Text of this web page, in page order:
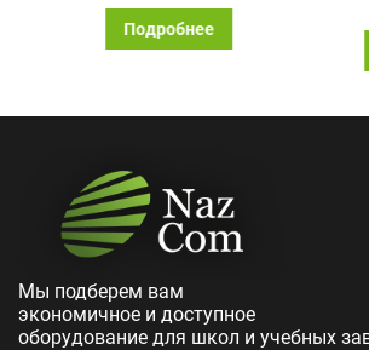
Подробнее
Мы подберем вам
экономичное и доступное
оборудование для школ и учебных